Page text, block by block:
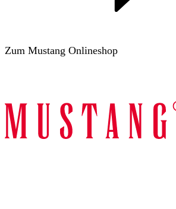
Zum Mustang Onlineshop